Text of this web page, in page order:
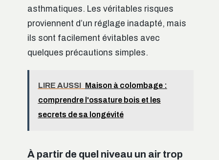
asthmatiques. Les véritables risques
proviennent d’un réglage inadapté, mais
ils sont facilement évitables avec
quelques précautions simples.
LIRE AUSSI Maison à colombage :
comprendre l'ossature bois et les
secrets de sa longévité
À partir de quel niveau un air trop